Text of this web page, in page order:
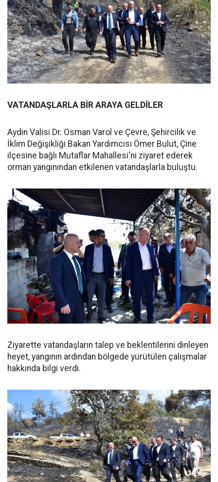
VATANDAŞLARLA BİR ARAYA GELDİLER
Aydın Valisi Dr. Osman Varol ve Çevre, Şehircilik ve
İklim Değişikliği Bakan Yardımcısı Ömer Bulut, Çine
ilçesine bağlı Mutaflar Mahallesi'ni ziyaret ederek
orman yangınından etkilenen vatandaşlarla buluştu.
Ziyarette vatandaşların talep ve beklentilerini dinleyen
heyet, yangının ardından bölgede yürütülen çalışmalar
hakkında bilgi verdi.